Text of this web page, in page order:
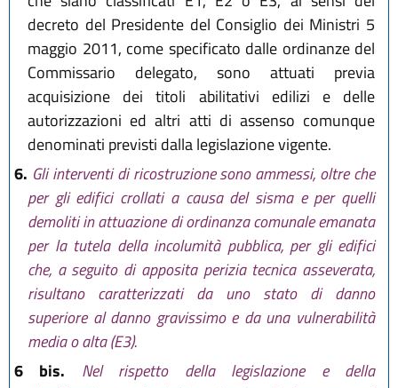
decreto del Presidente del Consiglio dei Ministri 5
maggio 2011, come specificato dalle ordinanze del
Commissario delegato, sono attuati previa
acquisizione dei titoli abilitativi edilizi e delle
autorizzazioni ed altri atti di assenso comunque
denominati previsti dalla legislazione vigente.
6. Gli interventi di ricostruzione sono ammessi, oltre che
per gli edifici crollati a causa del sisma e per quelli
demoliti in attuazione di ordinanza comunale emanata
per la tutela della incolumità pubblica, per gli edifici
che, a seguito di apposita perizia tecnica asseverata,
risultano caratterizzati da uno stato di danno
superiore al danno gravissimo e da una vulnerabilità
media o alta (E3).
6 bis.
Nel rispetto della legislazione e della